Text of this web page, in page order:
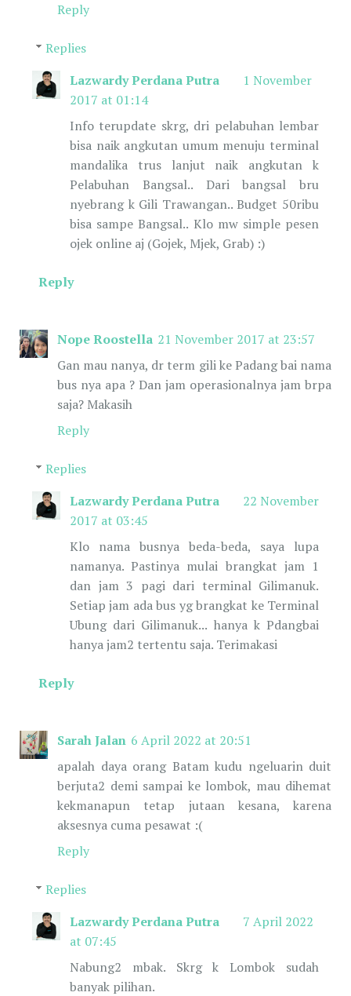
Reply
Replies
Lazwardy Perdana Putra
1 November
2017 at 01:14
Info terupdate skrg, dri pelabuhan lembar
bisa naik angkutan umum menuju terminal
mandalika trus lanjut naik angkutan k
Pelabuhan Bangsal.. Dari bangsal bru
nyebrang k Gili Trawangan.. Budget 50ribu
bisa sampe Bangsal.. Klo mw simple pesen
ojek online aj (Gojek, Mjek, Grab) :)
Reply
Nope Roostella 21 November 2017 at 23:57
Gan mau nanya, dr term gili ke Padang bai nama
bus nya apa ? Dan jam operasionalnya jam brpa
saja? Makasih
Reply
Replies
Lazwardy Perdana Putra
22 November
2017 at 03:45
Klo nama busnya beda-beda, saya lupa
namanya. Pastinya mulai brangkat jam 1
dan jam 3 pagi dari terminal Gilimanuk.
Setiap jam ada bus yg brangkat ke Terminal
Ubung dari Gilimanuk... hanya k Pdangbai
hanya jam2 tertentu saja. Terimakasi
Reply
Sarah Jalan 6 April 2022 at 20:51
apalah daya orang Batam kudu ngeluarin duit
berjuta2 demi sampai ke lombok, mau dihemat
kekmanapun tetap jutaan kesana, karena
aksesnya cuma pesawat :(
Reply
Replies
Lazwardy Perdana Putra
7 April 2022
at 07:45
Nabung2 mbak. Skrg k Lombok sudah
banyak pilihan.